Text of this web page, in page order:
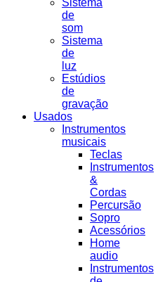
Sistema
de
som
Sistema
de
luz
Estúdios
de
gravação
Usados
Instrumentos
musicais
Teclas
Instrumentos
&
Cordas
Percursão
Sopro
Acessórios
Home
audio
Instrumentos